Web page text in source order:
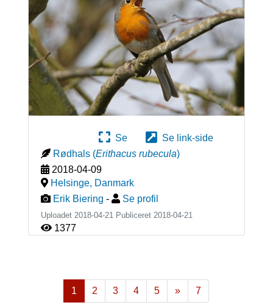
Se
Se link-side
Rødhals (Erithacus rubecula)
2018-04-09
Helsinge, Danmark
Erik Biering - Se profil
Uploadet 2018-04-21 Publiceret 2018-04-21
1377
1 2 3 4 5
»
Næste
7